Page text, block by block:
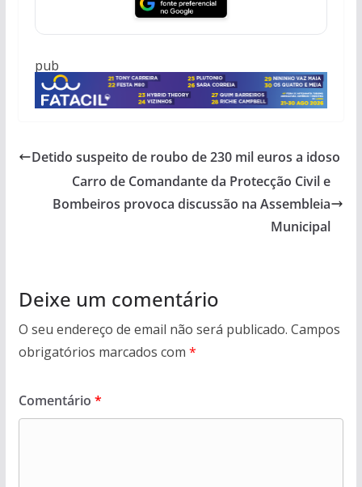
pub
Detido suspeito de roubo de 230 mil euros a idoso
Carro de Comandante da Protecção Civil e
Bombeiros provoca discussão na Assembleia
Municipal
Deixe um comentário
O seu endereço de email não será publicado. Campos
obrigatórios marcados com *
Comentário *